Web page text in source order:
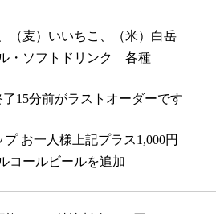
（麦）いいちこ、（米）白岳
・ソフトドリンク 各種
15分前がラストオーダーです
お一人様上記プラス1,000円
コールビールを追加